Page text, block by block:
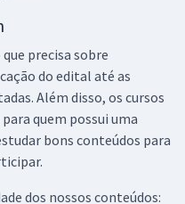
precisa sobre
do edital até as
Além disso, os cursos
quem possui uma
bons conteúdos para
dos nossos conteúdos: